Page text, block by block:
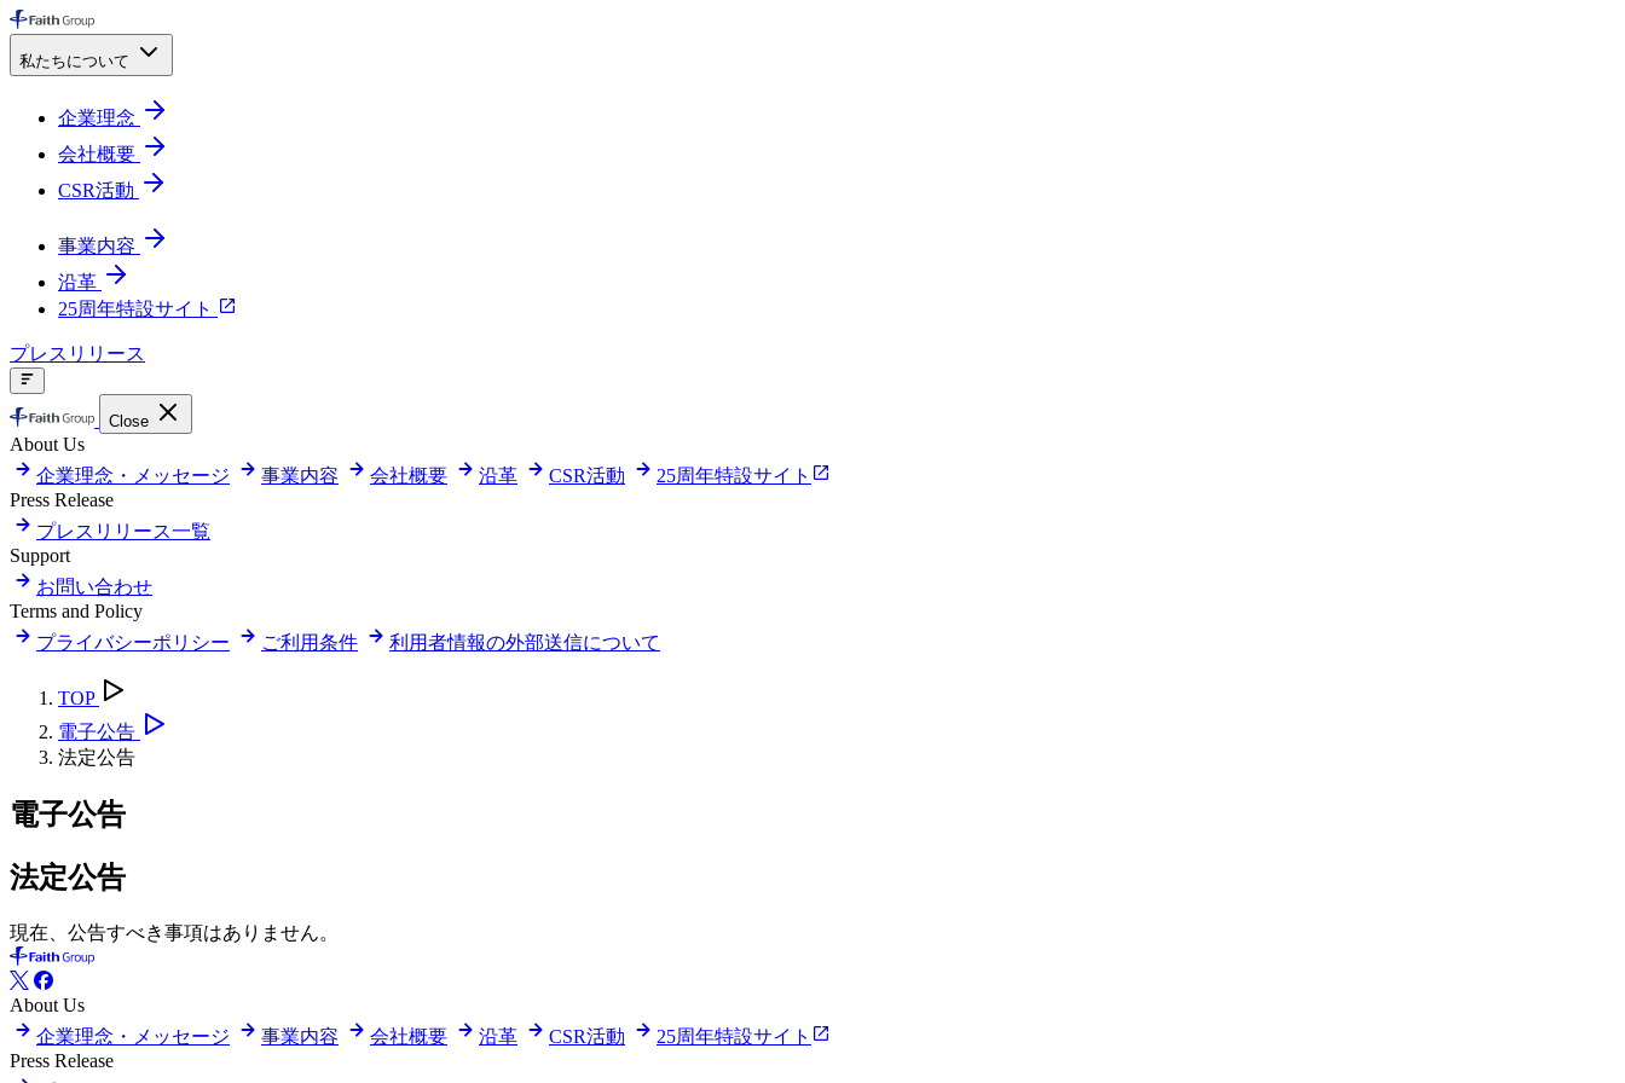
私たちについて
企業理念
会社概要
CSR活動
事業内容
沿革
25周年特設サイト
プレスリリース
Close
About Us
企業理念・メッセージ
事業内容 会社概要 沿革 CSR活動
25周年特設サイト
Press Release
プレスリリース一覧
Support
お問い合わせ
Terms and Policy
プライバシーポリシー
ご利用条件 利用者情報の外部送信について
TOP
電子公告
法定公告
電子公告
法定公告
現在、公告すべき事項はありません。
About Us
企業理念・メッセージ
事業内容 会社概要 沿革 CSR活動
25周年特設サイト
Press Release